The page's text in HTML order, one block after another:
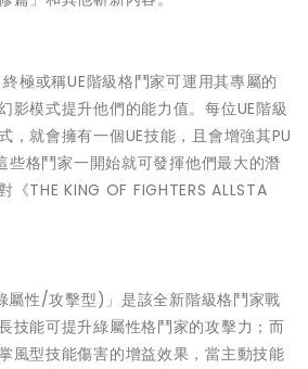
極或稱UE階級格鬥家可運用其專屬的
影模式提升他們的能力值。每位UE階級
，就會擁有一個UE技能，且會增強其PU
些格鬥家一開始就可發揮他們最大的潛
《THE KING OF FIGHTERS ALLSTA
屬性/攻擊型)」是該全新階級格鬥家戰
技能可提升綠屬性格鬥家的攻擊力；而
風型技能傷害的增益效果，當主動技能